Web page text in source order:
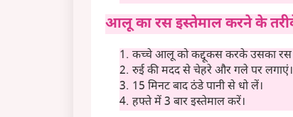
आलू का रस इस्तेमाल करने के
कच्चे आलू को कद्दूकस करके उसका रस
रुई की मदद से चेहरे और गले पर लगाएं।
15 मिनट बाद ठंडे पानी से धो लें।
हफ्ते में 3 बार इस्तेमाल करें।